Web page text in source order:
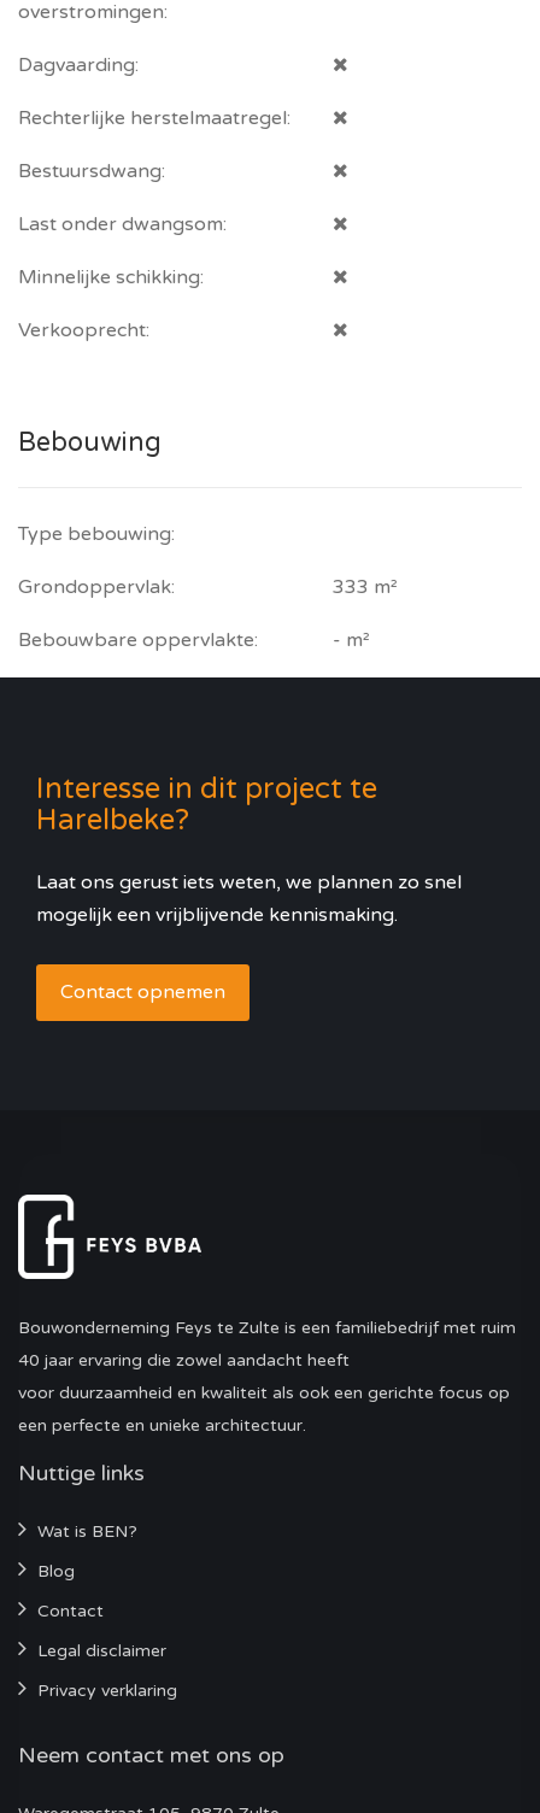
overstromingen:
Dagvaarding:
Rechterlijke herstelmaatregel:
Bestuursdwang:
Last onder dwangsom:
Minnelijke schikking:
Verkooprecht:
Bebouwing
Type bebouwing:
Grondoppervlak: 333 m²
Bebouwbare oppervlakte: - m²
Interesse in dit project te
Harelbeke?
Laat ons gerust iets weten, we plannen zo snel
mogelijk een vrijblijvende kennismaking.
Contact opnemen
Bouwonderneming Feys te Zulte is een familiebedrijf met ruim
40 jaar ervaring die zowel aandacht heeft
voor duurzaamheid en kwaliteit als ook een gerichte focus op
een perfecte en unieke architectuur.
Nuttige links
Wat is BEN?
Blog
Contact
Legal disclaimer
Privacy verklaring
Neem contact met ons op